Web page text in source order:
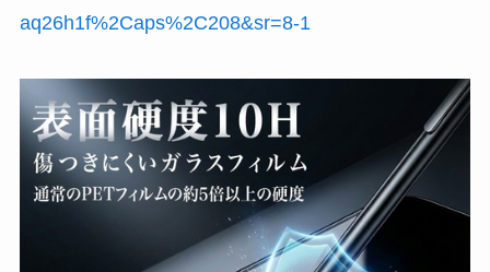
aq26h1f%2Caps%2C208&sr=8-1